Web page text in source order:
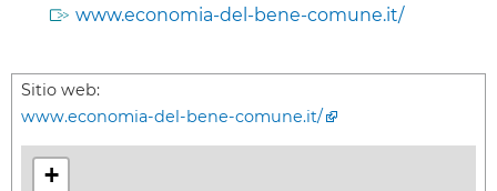
www.economia-del-bene-comune.it/
Sitio web:
www.economia-del-bene-comune.it/
+